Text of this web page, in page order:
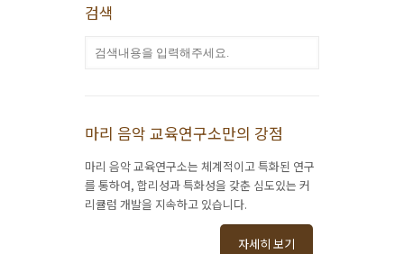
검색
마리 음악 교육연구소만의 강점
마리 음악 교육연구소는 체계적이고 특화된 연구
를 통하여, 합리성과 특화성을 갖춘 심도있는 커
리큘럼 개발을 지속하고 있습니다.
자세히 보기